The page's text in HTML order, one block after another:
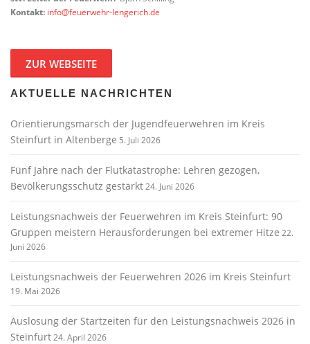
Kontakt: info@feuerwehr-lengerich.de
ZUR WEBSEITE
AKTUELLE NACHRICHTEN
Orientierungsmarsch der Jugendfeuerwehren im Kreis
Steinfurt in Altenberge 5. Juli 2026
Fünf Jahre nach der Flutkatastrophe: Lehren gezogen,
Bevölkerungsschutz gestärkt24. Juni 2026
Leistungsnachweis der Feuerwehren im Kreis Steinfurt: 90
Gruppen meistern Herausforderungen bei extremer Hitze 22.
Juni 2026
Leistungsnachweis der Feuerwehren 2026 im Kreis Steinfurt
19. Mai 2026
Auslosung der Startzeiten für den Leistungsnachweis 2026 in
Steinfurt24. April 2026